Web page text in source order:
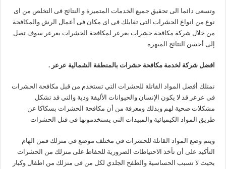
وتسعى دائما الى تحقيق جميع الخدمات المتميزة و النتائج فى التخلص من اى
نوع من انواع الحشرات التى تقابلك فى اى مكان فى أعمال الرش والمكافحة
من خلال شركة مكافحة حشرات بعرعر لمكافحة الحشرات بعرعر سوف تصل
إلى أحسن النتائج المبهرة
افضل شركة لخدمة مكافحة حشرات بالمنطقة الشمالية عرعر .
نمتلك أفضل المواد القاتلة للحشرات التي تستخدم من قبل مكافحة الحشرات
فى عرعر قد لا يكون الإنسان والحيوانات الأليفة ودية والتي قد تشكل
مشكلات صحية لهم وبذلك ومعرفة من أن مكافحة الحشرات بسكاكا عن
طريق المواد الكيميائية والمبيدات التي يستخدمونها فى قتل الحشرات
ويتم وضع المواد القاتلة للحشرات في مختلف موضع في منزلك فمن الهام
التأكيد على أن تأخذ الاحتياطات الضرورية للحفاظ على منزلك من الحشرات
بحيث لا تسبب الحساسية والطفح الجلدي لكل من فى منزلك من اطفال وكبار